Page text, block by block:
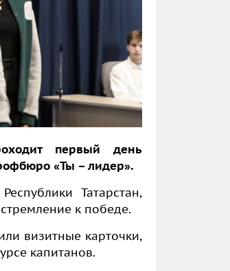
первый день
«Ты – лидер».
Татарстан,
к победе.
визитные карточки,
капитанов.